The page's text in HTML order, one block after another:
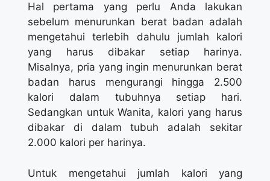
Hal pertama yang perlu Anda lakukan
sebelum menurunkan berat badan adalah
mengetahui terlebih dahulu jumlah kalori
yang harus dibakar setiap harinya.
Misalnya, pria yang ingin menurunkan berat
badan harus mengurangi hingga 2.500
kalori dalam tubuhnya setiap hari.
Sedangkan untuk Wanita, kalori yang harus
dibakar di dalam tubuh adalah sekitar
2.000 kalori per harinya.
Untuk mengetahui jumlah kalori yang